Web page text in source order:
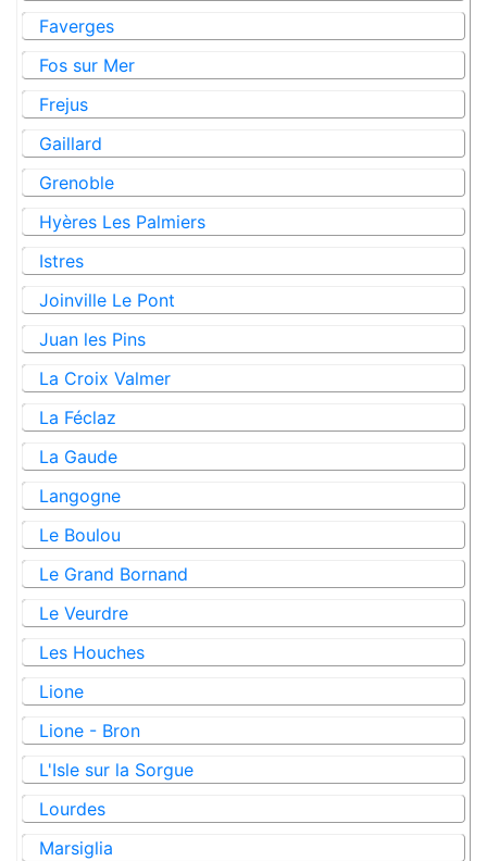
Faverges
Fos sur Mer
Frejus
Gaillard
Grenoble
Hyères Les Palmiers
Istres
Joinville Le Pont
Juan les Pins
La Croix Valmer
La Féclaz
La Gaude
Langogne
Le Boulou
Le Grand Bornand
Le Veurdre
Les Houches
Lione
Lione - Bron
L'Isle sur la Sorgue
Lourdes
Marsiglia